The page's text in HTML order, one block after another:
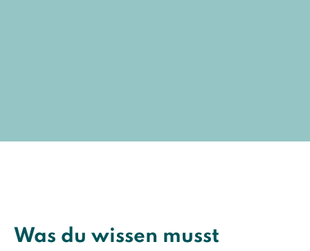
Was du wissen musst